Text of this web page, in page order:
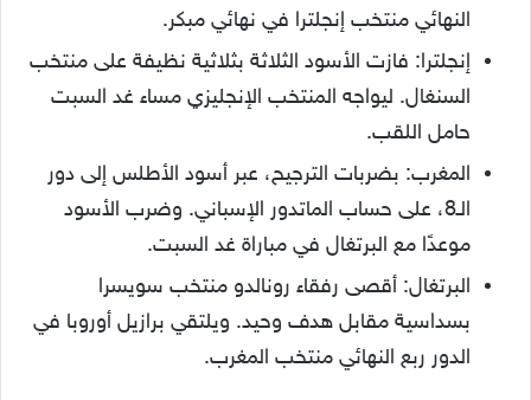
النهائي منتخب إنجلترا في نهائي مبكر.
إنجلترا: فازت الأسود الثلاثة بثلاثية نظيفة على منتخب
السنغال. ليواجه المنتخب الإنجليزي مساء غد السبت
حامل اللقب.
المغرب: بضربات الترجيح، عبر أسود الأطلس إلى دور
الـ8، على حساب الماتدور الإسباني. وضرب الأسود
موعدًا مع البرتغال في مباراة غد السبت.
البرتغال: أقصى رفقاء رونالدو منتخب سويسرا
بسداسية مقابل هدف وحيد. ويلتقي برازيل أوروبا في
الدور ربع النهائي منتخب المغرب.